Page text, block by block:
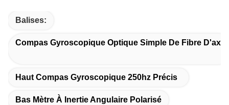
Balises:
Compas Gyroscopique Optique Simple De Fibre D'axe
Haut Compas Gyroscopique 250hz Précis
Bas Mètre À Inertie Angulaire Polarisé